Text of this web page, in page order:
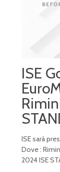
ISE
ISE sarà
Dove :
2024 ISE